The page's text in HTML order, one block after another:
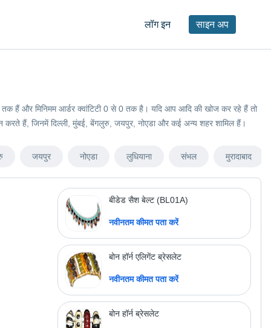
लॉग इन साइन अप
तक हैं और मिनिमम आर्डर क्वांटिटी 0 से 0 तक है। यदि आप आदि की खोज कर रहे हैं तो
करते हैं, जिनमें दिल्ली, मुंबई, बेंगलुरु, जयपुर, नोएडा और कई अन्य शहर शामिल हैं।
जयपुर नोएडा लुधियाना संभल मुरादाबाद
बीडेड सैश बेल्ट (BL01A)
नवीनतम कीमत पता करें
बोन हॉर्न एलिगेंट ब्रेसलेट
नवीनतम कीमत पता करें
बोन हॉर्न ब्रेसलेट